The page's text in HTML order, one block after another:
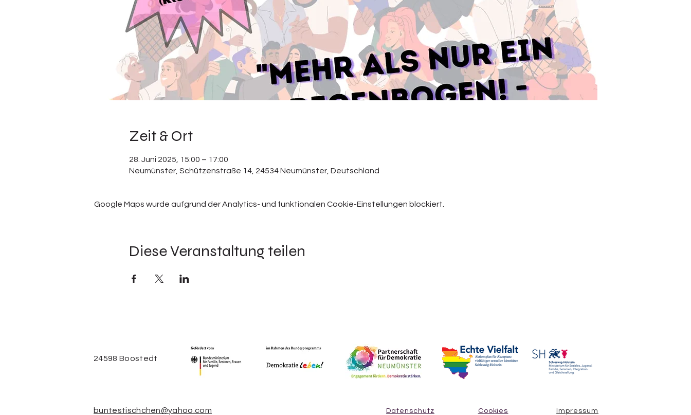
Zeit & Ort
28. Juni 2025, 15:00 – 17:00
Neumünster, Schützenstraße 14, 24534 Neumünster, Deutschland
Google Maps wurde aufgrund der Analytics- und funktionalen Cookie-Einstellungen blockiert.
Diese Veranstaltung teilen
24598 Boostedt
buntestischchen@yahoo.com Datenschutz Cookies Impressum